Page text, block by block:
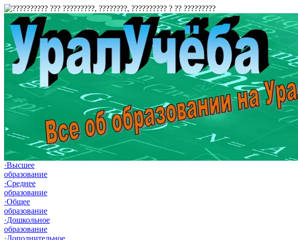
·Высшее
образование
·Среднее
образование
·Общее
образование
·Дошкольное
образование
·Дополнительное